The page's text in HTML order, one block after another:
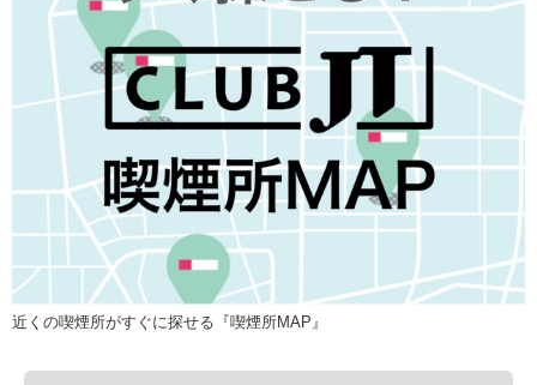
近くの喫煙所がすぐに探せる『喫煙所MAP』